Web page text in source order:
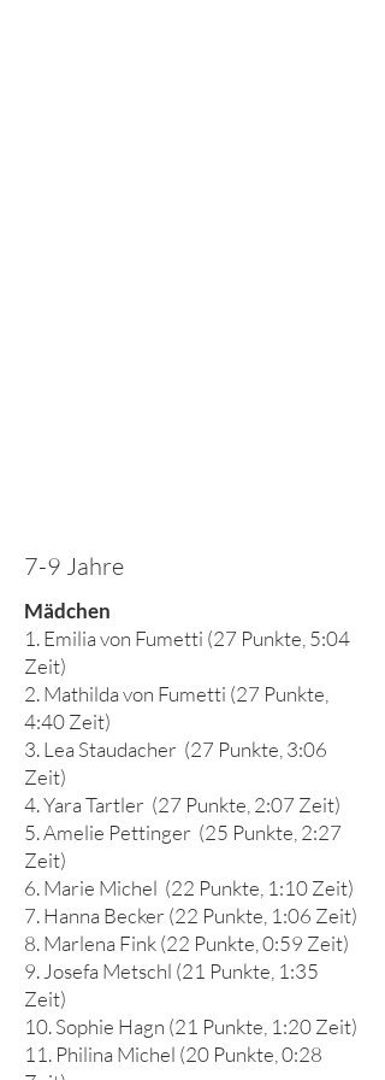
7-9 Jahre
Mädchen
1. Emilia von Fumetti (27 Punkte, 5:04
Zeit)
2. Mathilda von Fumetti (27 Punkte,
4:40 Zeit)
3. Lea Staudacher (27 Punkte, 3:06
Zeit)
4. Yara Tartler (27 Punkte, 2:07 Zeit)
5. Amelie Pettinger (25 Punkte, 2:27
Zeit)
6. Marie Michel (22 Punkte, 1:10 Zeit)
7. Hanna Becker (22 Punkte, 1:06 Zeit)
8. Marlena Fink (22 Punkte, 0:59 Zeit)
9. Josefa Metschl (21 Punkte, 1:35
Zeit)
10. Sophie Hagn (21 Punkte, 1:20 Zeit)
11. Philina Michel (20 Punkte, 0:28